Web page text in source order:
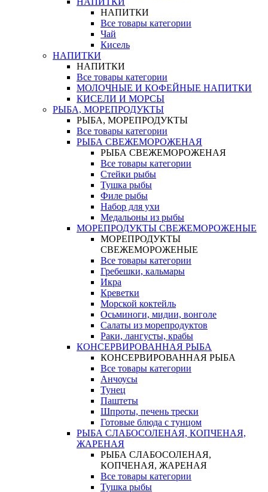
НАПИТКИ
Все товары категории
Чай
Кисель
НАПИТКИ
НАПИТКИ
Все товары категории
МОЛОЧНЫЕ И КОФЕЙНЫЕ НАПИТКИ
КИСЕЛИ И МОРСЫ
РЫБА, МОРЕПРОДУКТЫ
РЫБА, МОРЕПРОДУКТЫ
Все товары категории
РЫБА СВЕЖЕМОРОЖЕНАЯ
РЫБА СВЕЖЕМОРОЖЕНАЯ
Все товары категории
Стейки рыбы
Тушка рыбы
Филе рыбы
Набор для ухи
Медальоны из рыбы
МОРЕПРОДУКТЫ СВЕЖЕМОРОЖЕНЫЕ
МОРЕПРОДУКТЫ
СВЕЖЕМОРОЖЕНЫЕ
Все товары категории
Гребешки, кальмары
Икра
Креветки
Морской коктейль
Осьминоги, мидии, вонголе
Салаты из морепродуктов
Раки, лангусты, крабы
КОНСЕРВИРОВАННАЯ РЫБА
КОНСЕРВИРОВАННАЯ РЫБА
Все товары категории
Анчоусы
Тунец
Паштеты
Шпроты, печень трески
Готовые блюда с тунцом
РЫБА СЛАБОСОЛЕНАЯ, КОПЧЕНАЯ,
ЖАРЕНАЯ
РЫБА СЛАБОСОЛЕНАЯ,
КОПЧЕНАЯ, ЖАРЕНАЯ
Все товары категории
Тушка рыбы